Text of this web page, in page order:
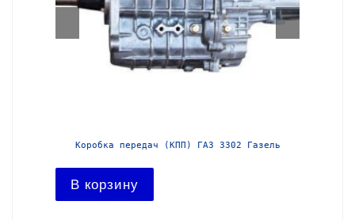
Коробка передач (КПП) ГАЗ 3302 Газель
В корзину